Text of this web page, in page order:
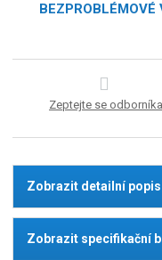
Zeptejte se odborníka
Zobrazit detailní popis
Zobrazit specifikační